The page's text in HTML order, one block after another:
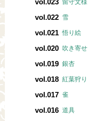
vol.023 留守文様
vol.022 雪
vol.021 悟り絵
vol.020 吹き寄せ
vol.019 銀杏
vol.018 紅葉狩り
vol.017 雀
vol.016 道具